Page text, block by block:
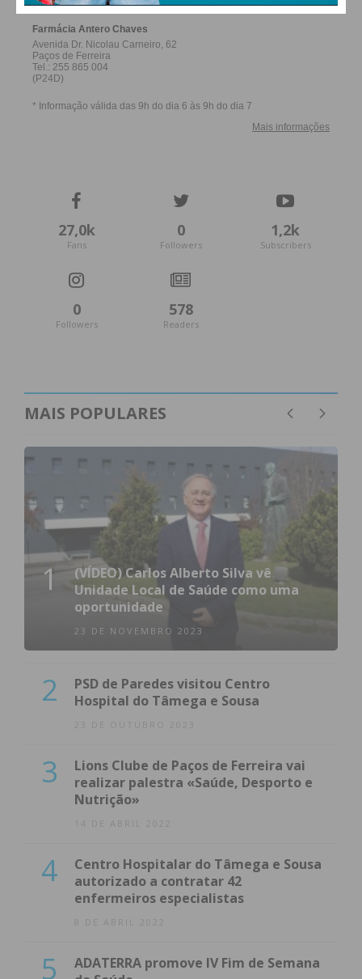
27,0k
Fans
0
Followers
1,2k
Subscribers
0
Followers
578
Readers
MAIS POPULARES
1
(VÍDEO) Carlos Alberto Silva vê
Unidade Local de Saúde como uma
oportunidade
23 DE NOVEMBRO 2023
2
PSD de Paredes visitou Centro
Hospital do Tâmega e Sousa
23 DE OUTUBRO 2023
3
Lions Clube de Paços de Ferreira vai
realizar palestra «Saúde, Desporto e
Nutrição»
14 DE ABRIL 2022
4
Centro Hospitalar do Tâmega e Sousa
autorizado a contratar 42
enfermeiros especialistas
8 DE ABRIL 2022
5
ADATERRA promove IV Fim de Semana